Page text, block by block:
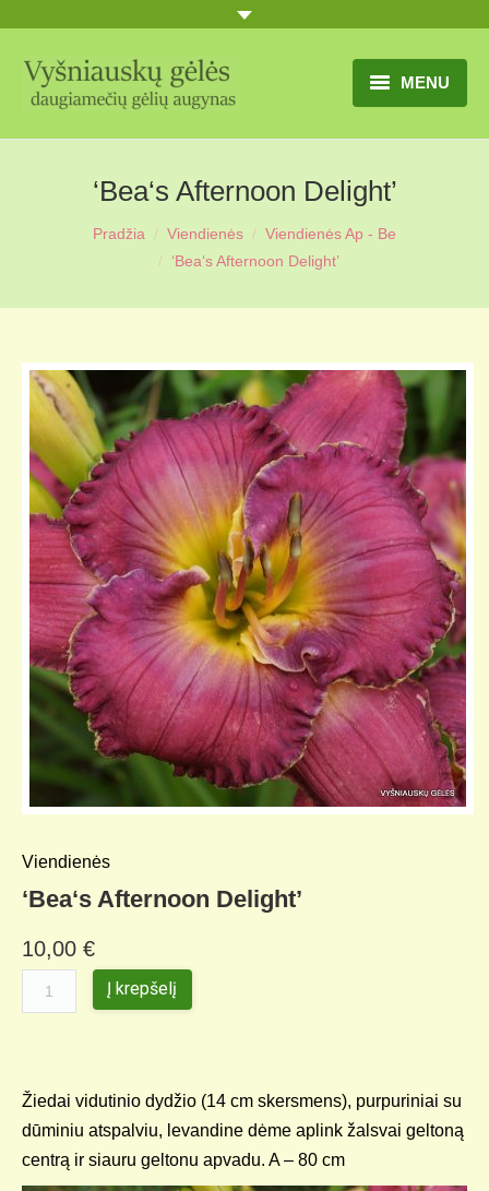
MENU
TITULINIS
GĖLIŲ KATALOGAS
PRANEŠIMAI
APIE MUS
MŪSŲ SODYBA
MŪSŲ AUGYNAS
KELIONIŲ GALERIJA
‘Bea‘s Afternoon Delight’
Pradžia Viendienės
Viendienės Ap - Be
‘Bea‘s Afternoon Delight’
Viendienės
‘Bea‘s Afternoon Delight’
10,00 €
Į krepšelį
Žiedai vidutinio dydžio (14 cm skersmens), purpuriniai su
dūminiu atspalviu, levandine dėme aplink žalsvai geltoną
centrą ir siauru geltonu apvadu. A – 80 cm